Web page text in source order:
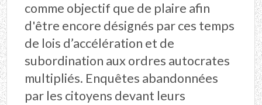
comme objectif que de plaire afin
d'être encore désignés par ces temps
de lois d’accélération et de
subordination aux ordres autocrates
multipliés. Enquêtes abandonnées
par les citoyens devant leurs